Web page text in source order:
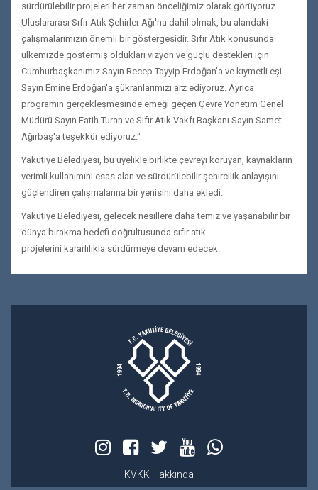
sürdürülebilir projeleri her zaman önceliğimiz olarak görüyoruz.
Uluslararası Sıfır Atık Şehirler Ağı'na dahil olmak, bu alandaki
çalışmalarımızın önemli bir göstergesidir. Sıfır Atık konusunda
ülkemizde göstermiş oldukları vizyon ve güçlü destekleri için
Cumhurbaşkanımız Sayın Recep Tayyip Erdoğan'a ve kıymetli eşi
Sayın Emine Erdoğan'a şükranlarımızı arz ediyoruz. Ayrıca
programın gerçekleşmesinde emeği geçen Çevre Yönetim Genel
Müdürü Sayın Fatih Turan ve Sıfır Atık Vakfı Başkanı Sayın Samet
Ağırbaş'a teşekkür ediyoruz."
Yakutiye Belediyesi, bu üyelikle birlikte çevreyi koruyan, kaynakların
verimli kullanımını esas alan ve sürdürülebilir şehircilik anlayışını
güçlendiren çalışmalarına bir yenisini daha ekledi.
Yakutiye Belediyesi, gelecek nesillere daha temiz ve yaşanabilir bir
dünya bırakma hedefi doğrultusunda sıfır atık
projelerini kararlılıkla sürdürmeye devam edecek.
KVKK Hakkında